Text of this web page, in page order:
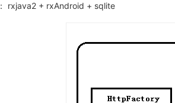
： rxjava2 + rxAndroid + sqlite